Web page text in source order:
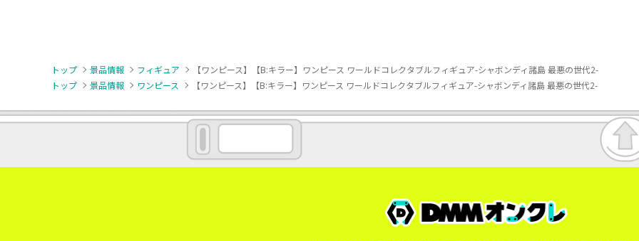
トップ 景品情報 フィギュア
【ワンピース】【B:キラー】ワンピース ワールドコレクタブルフィギュア-シャボンディ諸島 最悪の世代2-
トップ
景品情報 ワンピース 【ワンピース】【B:キラー】ワンピース ワールドコレクタブルフィギュア-シャボンディ諸島 最悪の世代2-